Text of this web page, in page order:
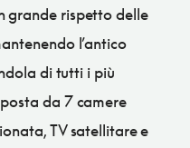
grande rispetto delle
l’antico
di tutti i più
da 7 camere
TV satellitare e